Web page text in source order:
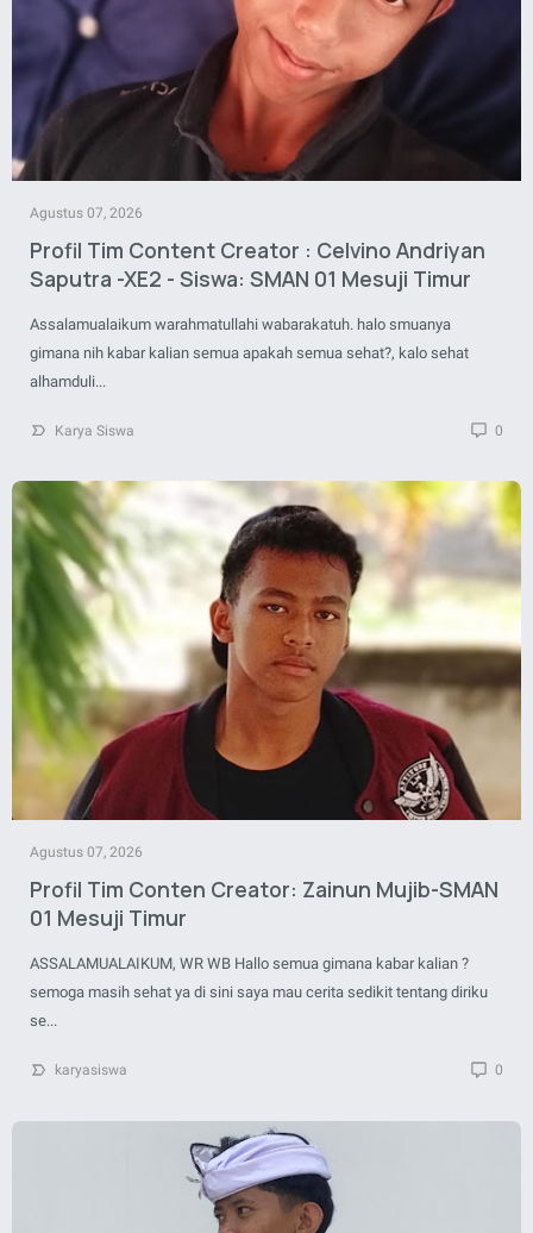
Agustus 07, 2026
Profil Tim Content Creator : Celvino Andriyan
Saputra -XE2 - Siswa: SMAN 01 Mesuji Timur
Assalamualaikum warahmatullahi wabarakatuh. halo smuanya
gimana nih kabar kalian semua apakah semua sehat?, kalo sehat
alhamduli...
Karya Siswa 0
Agustus 07, 2026
Profil Tim Conten Creator: Zainun Mujib-SMAN
01 Mesuji Timur
ASSALAMUALAIKUM, WR WB Hallo semua gimana kabar kalian ?
semoga masih sehat ya di sini saya mau cerita sedikit tentang diriku
se...
karyasiswa 0